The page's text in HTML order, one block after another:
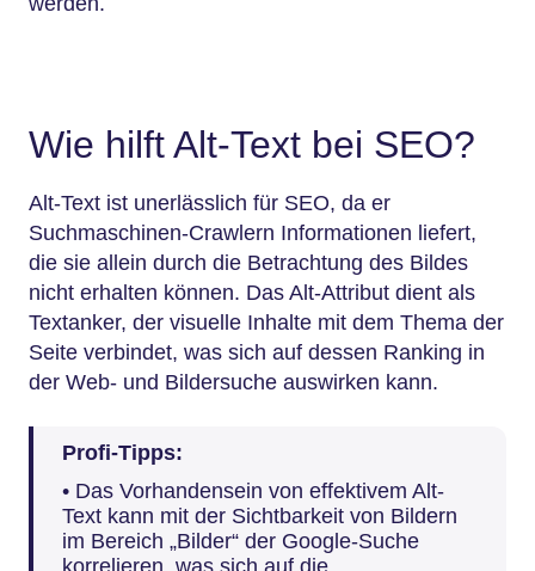
Wie hilft Alt-Text bei SEO?
Alt-Text ist unerlässlich für SEO, da er
Suchmaschinen-Crawlern Informationen liefert,
die sie allein durch die Betrachtung des Bildes
nicht erhalten können. Das Alt-Attribut dient als
Textanker, der visuelle Inhalte mit dem Thema der
Seite verbindet, was sich auf dessen Ranking in
der Web- und Bildersuche auswirken kann.
Profi-Tipps:
• Das Vorhandensein von effektivem Alt-
Text kann mit der Sichtbarkeit von Bildern
im Bereich „Bilder“ der Google-Suche
korrelieren, was sich auf die